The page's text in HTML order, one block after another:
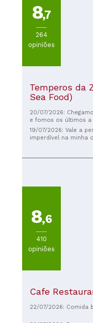
8,7
264
opiniões
Temperos da
Sea Food)
20/07/2026:
e fomos os últimos a
virarem a placa de
O dono e a
atenciosos.
caseiro. Também
19/07/2026: Vale a
imperdível na minha
fresco e, com sal, delicioso. Esqueci
8,6
410
opiniões
Cafe
22/07/2026: Comida